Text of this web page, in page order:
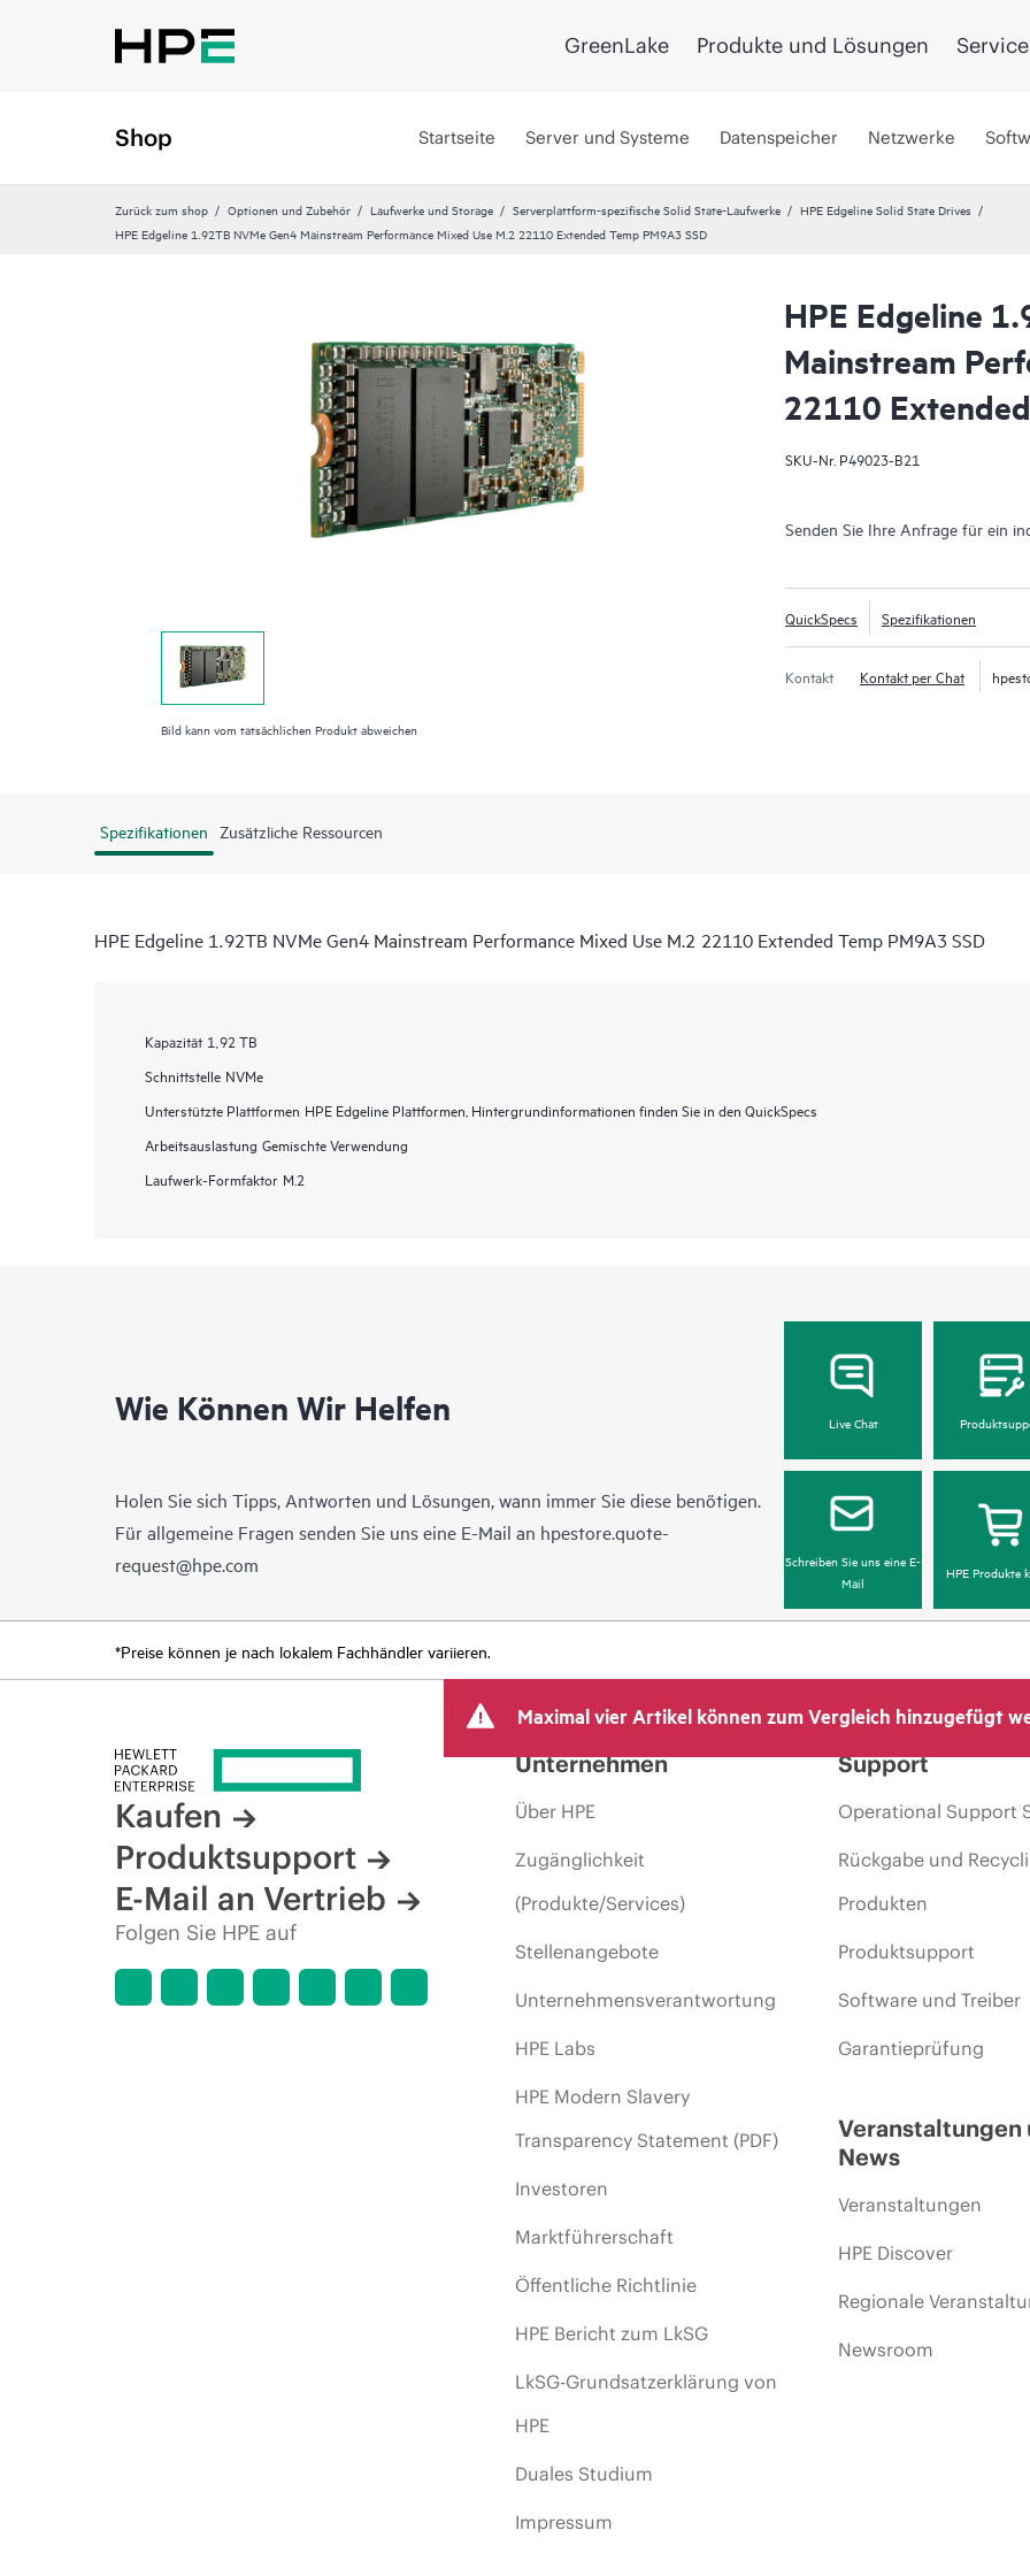
GreenLake Produkte und Lösungen
Shop Startseite Server und Systeme Datenspeicher Netzwerke
Zurück zum shop Optionen und Zubehör Laufwerke und Storage Serverplattform-spezifische Solid State-Laufwerke
HPE Edgeline Solid State Drives
HPE Edgeline 1.92TB NVMe Gen4 Mainstream Performance Mixed Use M.2 22110 Extended Temp PM9A3 SSD
Bild kann vom tatsächlichen Produkt abweichen
HPE Edgeline
Mainstream
22110
SKU-Nr. P49023-B21
Senden Sie Ihre Anfrage für ein
QuickSpecs Spezifikationen
Kontakt Kontakt per Chat
Spezifikationen Zusätzliche Ressourcen
HPE Edgeline 1.92TB NVMe Gen4 Mainstream Performance Mixed Use M.2 22110 Extended Temp PM9A3 SSD
Kapazität 1,92 TB
Schnittstelle NVMe
Unterstützte Plattformen HPE Edgeline Plattformen, Hintergrundinformationen finden Sie in den QuickSpecs
Arbeitsauslastung Gemischte Verwendung
Laufwerk-Formfaktor M.2
Wie Können Wir Helfen
Holen Sie sich Tipps, Antworten und Lösungen, wann immer Sie diese benötigen.
Für allgemeine Fragen senden Sie uns eine E-Mail an hpestore.quote-
request@hpe.com
Live Chat
Schreiben Sie uns eine E-
Mail
HPE Produkte
*Preise können je nach lokalem Fachhändler variieren.
Maximal vier Artikel können zum Vergleich hinzugefügt
Kaufen
Produktsupport
E-Mail an Vertrieb
Folgen Sie HPE auf
Unternehmen
Über HPE
Zugänglichkeit
(Produkte/Services)
Stellenangebote
Unternehmensverantwortung
HPE Labs
HPE Modern Slavery
Transparency Statement (PDF)
Investoren
Marktführerschaft
Öffentliche Richtlinie
HPE Bericht zum LkSG
LkSG-Grundsatzerklärung von
HPE
Duales Studium
Impressum
Support
Operational Support
Rückgabe und
Produkten
Produktsupport
Software und Treiber
Garantieprüfung
Veranstaltungen
News
Veranstaltungen
HPE Discover
Regionale
Newsroom